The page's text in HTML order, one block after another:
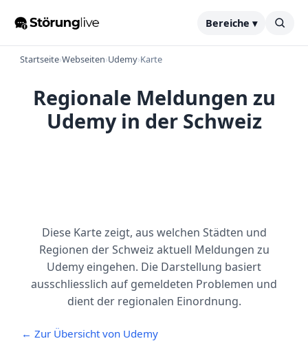
Bereiche ▾
Startseite›Webseiten›Udemy›Karte
Regionale Meldungen zu
Udemy in der Schweiz
Diese Karte zeigt, aus welchen Städten und
Regionen der Schweiz aktuell Meldungen zu
Udemy eingehen. Die Darstellung basiert
ausschliesslich auf gemeldeten Problemen und
dient der regionalen Einordnung.
← Zur Übersicht von Udemy